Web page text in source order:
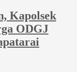
Kapolsek
ODGJ